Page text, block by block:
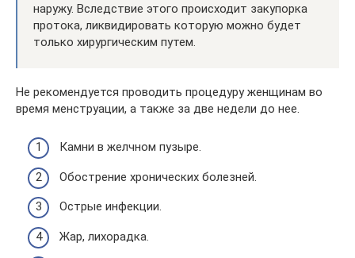
наружу. Вследствие этого происходит закупорка
протока, ликвидировать которую можно будет
только хирургическим путем.
Не рекомендуется проводить процедуру женщинам во
время менструации, а также за две недели до нее.
Камни в желчном пузыре.
Обострение хронических болезней.
Острые инфекции.
Жар, лихорадка.